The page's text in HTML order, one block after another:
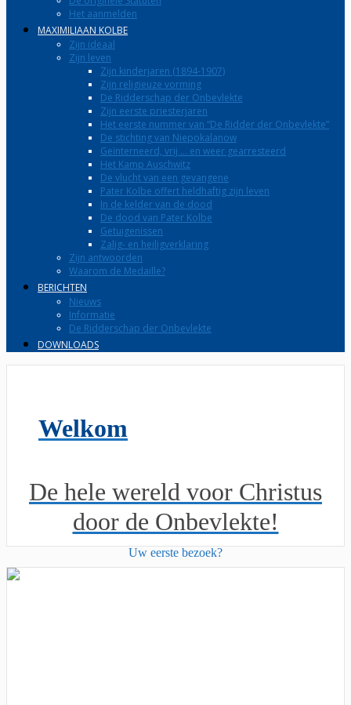
Het aanmelden
MAXIMILIAAN KOLBE
Zijn ideaal
Zijn leven
Zijn kinderjaren (1894-1907)
Zijn religieuze vorming
De Ridderschap der Onbevlekte
Zijn eerste priesterjaren
Het eerste nummer van “De Ridder der Onbevlekte”
De stichting van Niepokalanow
Geïnterneerd, vrij … en weer gearresteerd
Het Kamp Auschwitz
De vlucht van een gevangene
Pater Kolbe offert heldhaftig zijn leven
In de kelder van de dood
De dood van Pater Kolbe
Getuigenissen
Zalig- en heiligverklaring
Zijn antwoorden
Waarom de Medaille?
BERICHTEN
Nieuws
Informatie
De Ridderschap der Onbevlekte
DOWNLOADS
Welkom
De hele wereld voor Christus
door de Onbevlekte!
Uw eerste bezoek?